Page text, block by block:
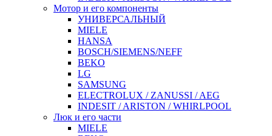
Мотор и его компоненты
УНИВЕРСАЛЬНЫЙ
MIELE
HANSA
BOSCH/SIEMENS/NEFF
BEKO
LG
SAMSUNG
ELECTROLUX / ZANUSSI / AEG
INDESIT / ARISTON / WHIRLPOOL
Люк и его части
MIELE